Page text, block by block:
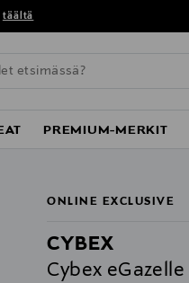
täältä
PREMIUM-MERKIT
ONLINE EXCLUSIVE
CYBEX
Cybex